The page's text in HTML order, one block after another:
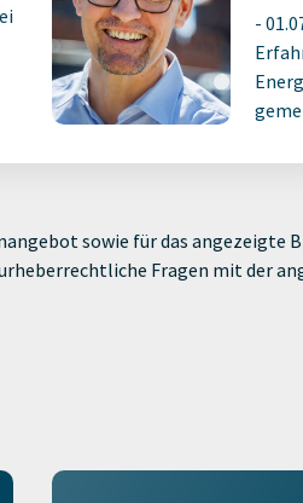
-
sowie für das angezeigte
Fragen mit der